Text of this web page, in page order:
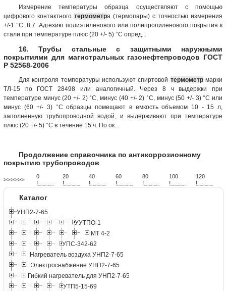
Измерение температуры образца осуществляют с помощью
цифрового контактного термометра (термопары) с точностью измерения
+/-1 °C. 8.7. Адгезию полиэтиленового или полипропиленового покрытия к
стали при температуре плюс (20 +/- 5) °C опред...
16. Трубы стальные с защитными наружными
покрытиями для магистральных газонефтепроводов ГОСТ
Р 52568-2006
Для контроля температуры используют спиртовой термометрмарки
ТЛ-15 по ГОСТ 28498 или аналогичный. Через 8 ч выдержки при
температуре минус (20 +/- 2) °С, минус (40 +/- 2) °C, минус (50 +/- 3) °C или
минус (60 +/- 3) °C образцы помещают в емкость объемом 10 - 15 л,
заполненную трубопроводной водой, и выдерживают при температуре
плюс (20 +/- 5) °C в течение 15 ч. По ок...
Продолжение справочника по антикоррозионному
покрытию трубопроводов
>>>>>> 0
!...................
20
!...................
40
!...................
60
!...................
80
!...................
100
!...................
120
!...................
Каталог
УНП2-7-65
УУТПО-1
МТ 4-2
УПС-342-62
Нагреватель воздуха УНП2-7-65
Электроснабжение УНП2-7-65
Гибкий нагреватель для УНП2-7-65
УТП5-15-69